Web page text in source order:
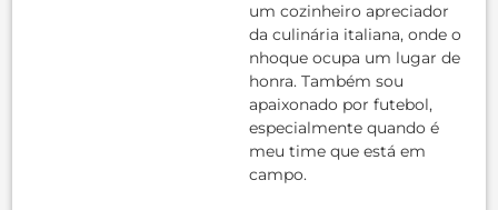
um cozinheiro apreciador
da culinária italiana, onde o
nhoque ocupa um lugar de
honra. Também sou
apaixonado por futebol,
especialmente quando é
meu time que está em
campo.